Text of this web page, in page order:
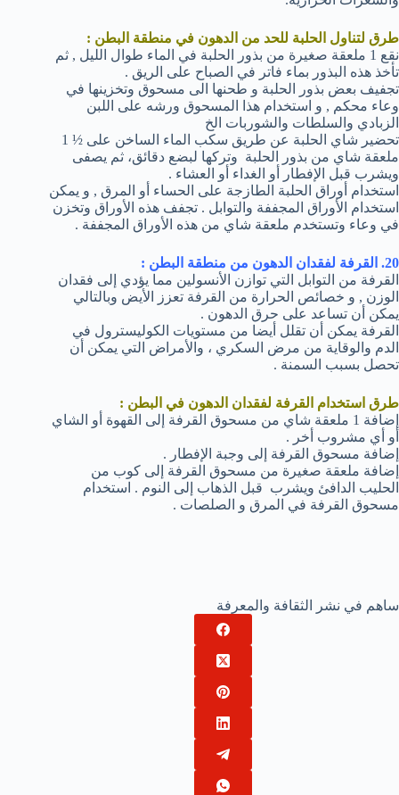
طرق لتناول الحلبة للحد من الدهون في منطقة البطن :
نقع 1 ملعقة صغيرة من بذور الحلبة في الماء طوال الليل , ثم
تأخذ هذه البذور بماء فاتر في الصباح على الريق .
تجفيف بعض بذور الحلبة و طحنها الى مسحوق وتخزينها في
وعاء محكم , و استخدام هذا المسحوق ورشه على اللبن
الزبادي والسلطات والشوربات الخ
تحضير شاي الحلبة عن طريق سكب الماء الساخن على ½ 1
ملعقة شاي من بذور الحلبة وتركها لبضع دقائق، ثم يصفى
ويشرب قبل الإفطار أو الغداء أو العشاء .
استخدام أوراق الحلبة الطازجة على الحساء أو المرق , و يمكن
استخدام الأوراق المجففة والتوابل . تجفف هذه الأوراق وتخزن
في وعاء وتستخدم ملعقة شاي من هذه الأوراق المجففة .
20. القرفة لفقدان الدهون من منطقة البطن :
القرفة من التوابل التي توازن الأنسولين مما يؤدي إلى فقدان
الوزن , و خصائص الحرارة من القرفة تعزز الأيض وبالتالي
يمكن أن تساعد على حرق الدهون .
القرفة يمكن أن تقلل أيضا من مستويات الكوليسترول في
الدم والوقاية من مرض السكري ، والأمراض التي يمكن أن
تحصل بسبب السمنة .
طرق استخدام القرفة لفقدان الدهون في البطن :
إضافة 1 ملعقة شاي من مسحوق القرفة إلى القهوة أو الشاي
أو أي مشروب أخر .
إضافة مسحوق القرفة إلى وجبة الإفطار .
إضافة ملعقة صغيرة من مسحوق القرفة إلى كوب من
الحليب الدافئ ويشرب قبل الذهاب إلى النوم . استخدام
مسحوق القرفة في المرق و الصلصات .
ساهم في نشر الثقافة والمعرفة